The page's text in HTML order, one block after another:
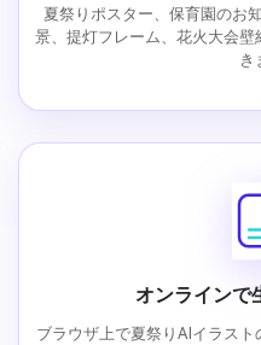
夏祭りポスター、保育園のお
景、提灯フレーム、花火大会
き
オンラインで
ブラウザ上で夏祭りAIイラス